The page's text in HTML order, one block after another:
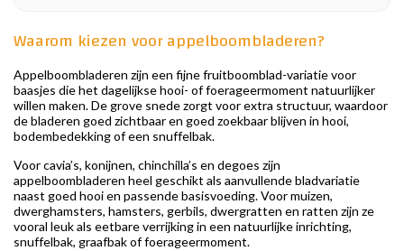
Waarom kiezen voor appelboombladeren?
Appelboombladeren zijn een fijne fruitboomblad-variatie voor
baasjes die het dagelijkse hooi- of foerageermoment natuurlijker
willen maken. De grove snede zorgt voor extra structuur, waardoor
de bladeren goed zichtbaar en goed zoekbaar blijven in hooi,
bodembedekking of een snuffelbak.
Voor cavia’s, konijnen, chinchilla’s en degoes zijn
appelboombladeren heel geschikt als aanvullende bladvariatie
naast goed hooi en passende basisvoeding. Voor muizen,
dwerghamsters, hamsters, gerbils, dwergratten en ratten zijn ze
vooral leuk als eetbare verrijking in een natuurlijke inrichting,
snuffelbak, graafbak of foerageermoment.